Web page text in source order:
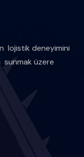
lojistik deneyimini
sunmak üzere